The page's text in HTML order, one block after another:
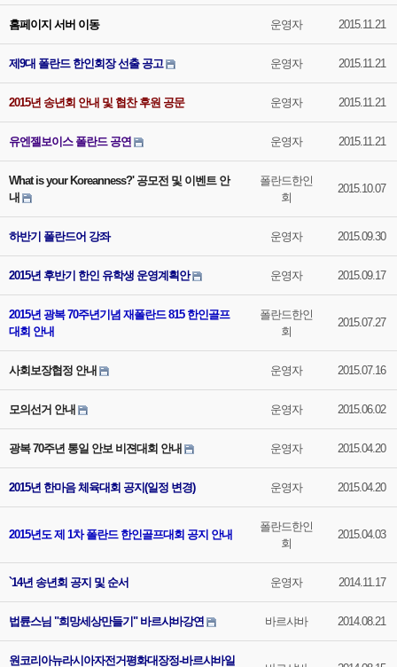
홈페이지 서버 이동 운영자 2015.11.21
제9대 폴란드 한인회장 선출 공고 운영자 2015.11.21
2015년 송년회 안내 및 협찬 후원 공문 운영자 2015.11.21
유엔젤보이스 폴란드 공연 운영자 2015.11.21
What is your Koreanness?' 공모전 및 이벤트 안
내
폴란드한인
회
2015.10.07
하반기 폴란드어 강좌 운영자 2015.09.30
2015년 후반기 한인 유학생 운영계획안 운영자 2015.09.17
2015년 광복 70주년기념 재폴란드 815 한인골프
대회 안내
폴란드한인
회
2015.07.27
사회보장협정 안내 운영자 2015.07.16
모의선거 안내 운영자 2015.06.02
광복 70주년 통일 안보 비젼대회 안내 운영자 2015.04.20
2015년 한마음 체육대회 공지(일정 변경) 운영자 2015.04.20
2015년도 제 1차 폴란드 한인골프대회 공지 안내
폴란드한인
회
2015.04.03
`14년 송년회 공지 및 순서 운영자 2014.11.17
법륜스님 "희망세상만들기" 바르샤바강연 바르샤바 2014.08.21
원코리아뉴라시아자전거평화대장정-바르샤바일